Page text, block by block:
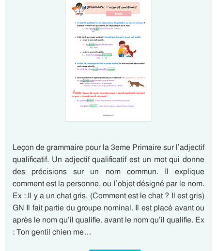
Leçon de grammaire pour la 3eme Primaire sur l’adjectif
qualificatif. Un adjectif qualificatif est un mot qui donne
des précisions sur un nom commun. Il explique
comment est la personne, ou l’objet désigné par le nom.
Ex : Il y a un chat gris. (Comment est le chat ? Il est gris)
GN Il fait partie du groupe nominal. Il est placé avant ou
après le nom qu’il qualifie. avant le nom qu’il qualifie. Ex
: Ton gentil chien me…